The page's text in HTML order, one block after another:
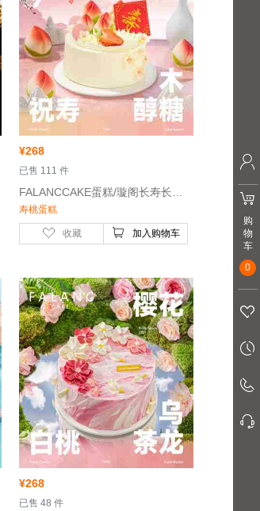
¥268
已售 111 件
寿桃蛋糕
收藏 加入购物车
¥268
已售 48 件
购
物
车
0